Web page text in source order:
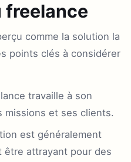
freelance
comme la solution la
points clés à considérer
travaille à son
missions et ses clients.
est généralement
être attrayant pour des